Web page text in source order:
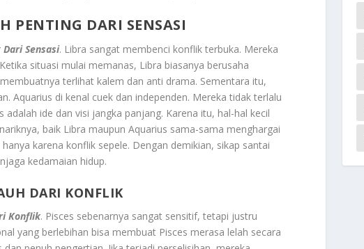
PENTING DARI SENSASI
Sensasi. Libra sangat membenci konflik terbuka. Mereka
situasi mulai memanas, Libra biasanya berusaha
terlihat kalem dan anti drama. Sementara itu,
Aquarius di kenal cuek dan independen. Mereka tidak terlalu
ide dan visi jangka panjang. Karena itu, hal-hal kecil
baik Libra maupun Aquarius sama-sama menghargai
karena konflik sepele. Dengan demikian, sikap santai
kedamaian hidup.
DARI KONFLIK
Konflik. Pisces sebenarnya sangat sensitif, tetapi justru
yang berlebihan bisa membuat Pisces merasa lelah secara